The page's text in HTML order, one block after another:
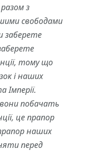
з
свободами
заберете
тому що
і наших
Імперії.
побачать
це прапор
наших
перед